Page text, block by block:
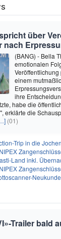
über
nach
(BANG) - Bella
emotionalen
Veröffentlichung
einem
ihre
habe die
erklärte die
(01)
Trip in die Jochen Schweizer Arena
Zangenschlüssel
Land inkl.
Neukunden: 1
Trailer bald